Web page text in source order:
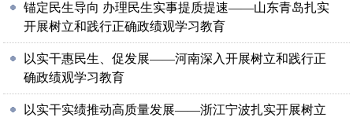
锚定民生导向 办理民生实事提质提速——山东青岛扎实
开展树立和践行正确政绩观学习教育
以实干惠民生、促发展——河南深入开展树立和践行正
确政绩观学习教育
以实干实绩推动高质量发展——浙江宁波扎实开展树立